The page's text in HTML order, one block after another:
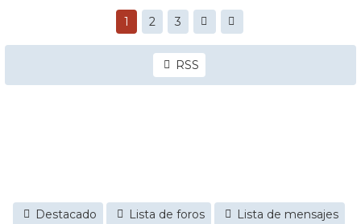
1 2 3
RSS
Destacado Lista de foros
Lista de mensajes